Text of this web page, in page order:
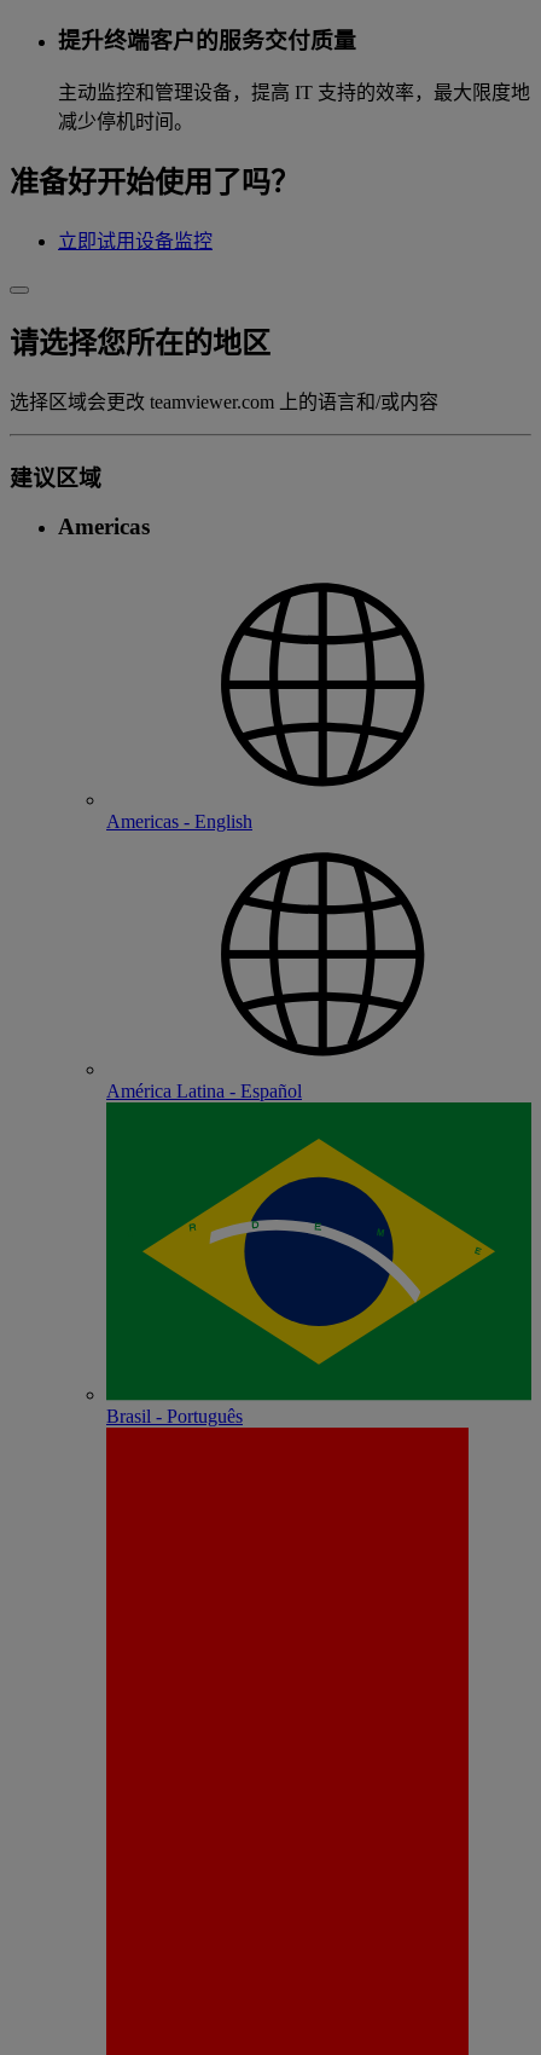
提升终端客户的服务交付质量
主动监控和管理设备，提高 IT 支持的效率，最大限度地
减少停机时间。
准备好开始使用了吗？
立即试用设备监控
请选择您所在的地区
选择区域会更改 teamviewer.com 上的语言和/或内容
建议区域
Americas
Americas - English
América Latina - Español
Brasil - Português